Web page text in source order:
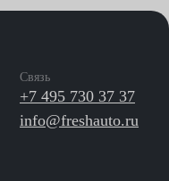
Связь
+7 495 730 37 37
info@freshauto.ru